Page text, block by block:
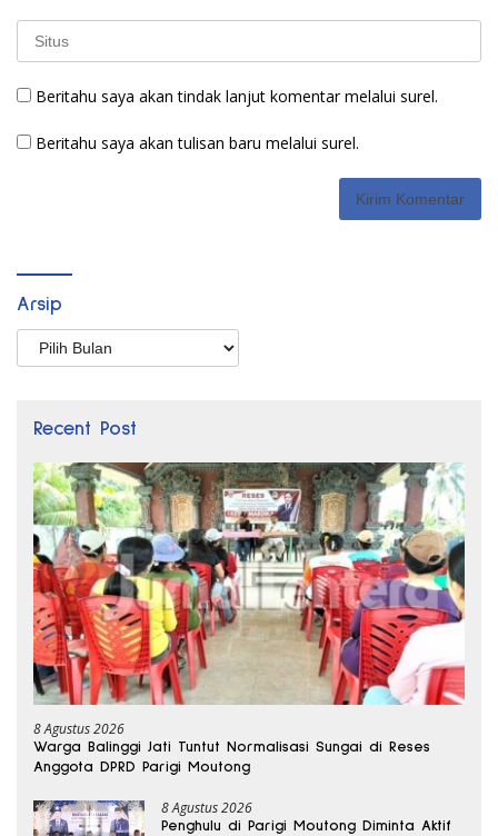
Beritahu saya akan tindak lanjut komentar melalui surel.
Beritahu saya akan tulisan baru melalui surel.
Arsip
Arsip
Recent Post
8 Agustus 2026
Warga Balinggi Jati Tuntut Normalisasi Sungai di Reses
Anggota DPRD Parigi Moutong
8 Agustus 2026
Penghulu di Parigi Moutong Diminta Aktif